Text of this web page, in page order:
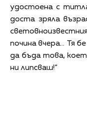
удостоена с
доста зряла
почина вчера… Тя
да бъда това,
ни липсваш!“